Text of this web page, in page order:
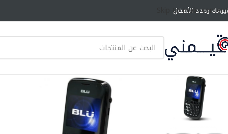
Skip to main content
يحدد الأفضل